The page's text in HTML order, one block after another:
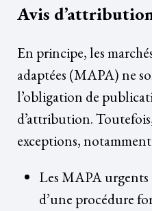
Avis
En principe, les
adaptées (MAPA) ne
l’obligation de
d’attribution.
exceptions,
Les MAPA
d’une procédure